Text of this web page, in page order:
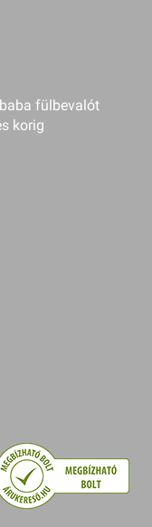
fülbevalót
korig